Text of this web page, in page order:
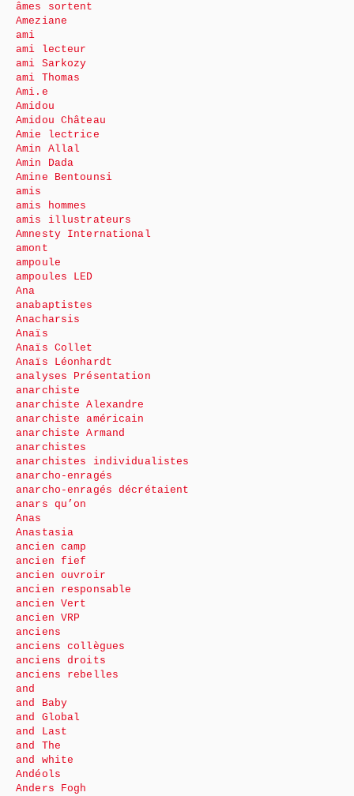
âmes sortent
Ameziane
ami
ami lecteur
ami Sarkozy
ami Thomas
Ami.e
Amidou
Amidou Château
Amie lectrice
Amin Allal
Amin Dada
Amine Bentounsi
amis
amis hommes
amis illustrateurs
Amnesty International
amont
ampoule
ampoules LED
Ana
anabaptistes
Anacharsis
Anaïs
Anaïs Collet
Anaïs Léonhardt
analyses Présentation
anarchiste
anarchiste Alexandre
anarchiste américain
anarchiste Armand
anarchistes
anarchistes individualistes
anarcho-enragés
anarcho-enragés décrétaient
anars qu’on
Anas
Anastasia
ancien camp
ancien fief
ancien ouvroir
ancien responsable
ancien Vert
ancien VRP
anciens
anciens collègues
anciens droits
anciens rebelles
and
and Baby
and Global
and Last
and The
and white
Andéols
Anders Fogh